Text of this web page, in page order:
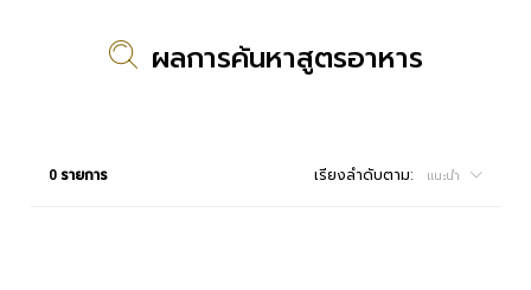
ผลการค้นหาสูตรอาหาร
0 รายการ เรียงลำดับตาม: แนะนำ